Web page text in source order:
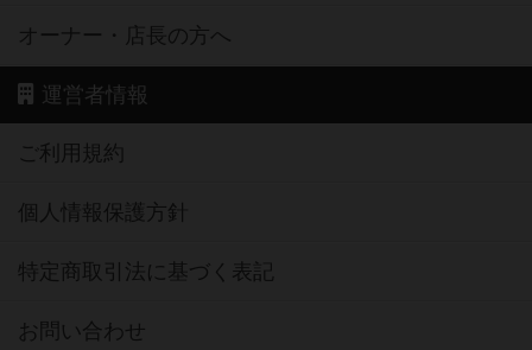
オーナー・店長の方へ
運営者情報
ご利用規約
個人情報保護方針
特定商取引法に基づく表記
お問い合わせ